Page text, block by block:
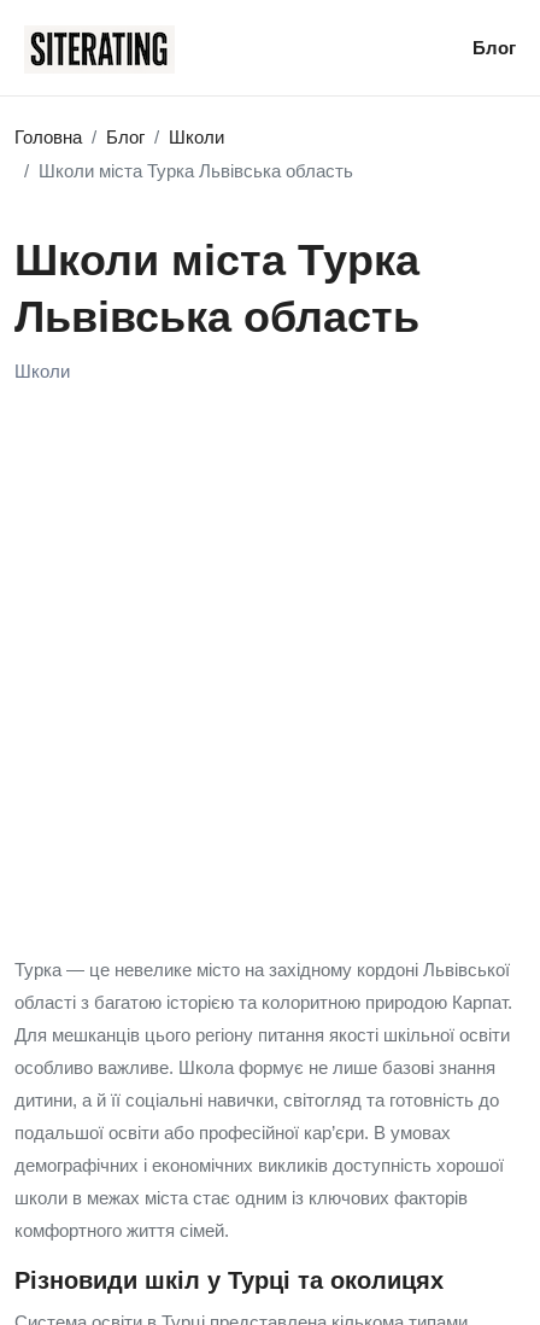
Блог
Головна Блог
Школи
Школи міста Турка Львівська область
Школи міста Турка
Львівська область
Школи
Турка — це невелике місто на західному кордоні Львівської
області з багатою історією та колоритною природою Карпат.
Для мешканців цього регіону питання якості шкільної освіти
особливо важливе. Школа формує не лише базові знання
дитини, а й її соціальні навички, світогляд та готовність до
подальшої освіти або професійної кар’єри. В умовах
демографічних і економічних викликів доступність хорошої
школи в межах міста стає одним із ключових факторів
комфортного життя сімей.
Різновиди шкіл у Турці та околицях